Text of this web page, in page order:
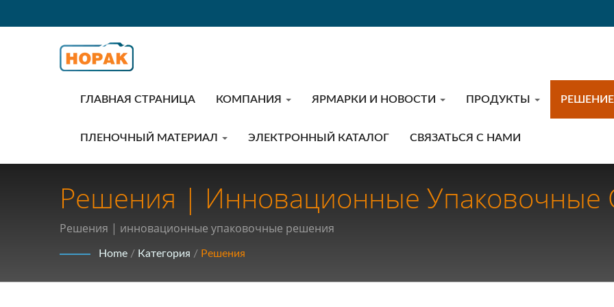
ГЛАВНАЯ СТРАНИЦА КОМПАНИЯ ЯРМАРКИ И НОВОСТИ ПРОДУКТЫ РЕШЕНИЕ
ПЛЕНОЧНЫЙ МАТЕРИАЛ ЭЛЕКТРОННЫЙ КАТАЛОГ СВЯЗАТЬСЯ С НАМИ
Решения | Инновационные Упаковочные
Повышение Безопасности И Качества
Для Глобального Бизнеса
Решения | инновационные упаковочные решения
Home / Категория / Решения